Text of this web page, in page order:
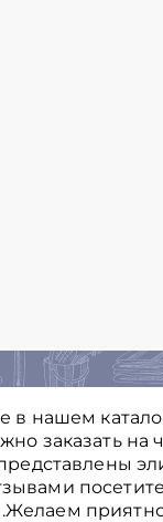
в нашем
заказать